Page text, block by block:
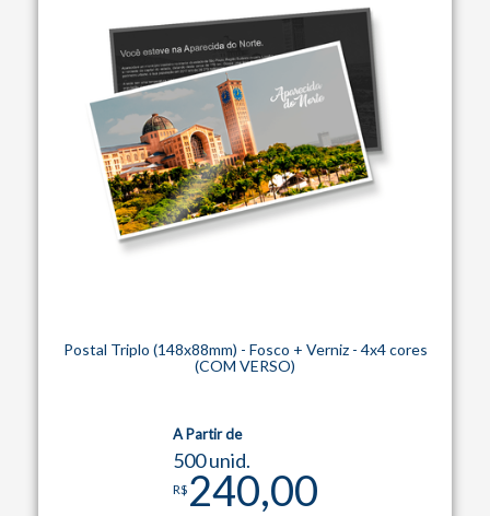
Postal Triplo (148x88mm) - Fosco + Verniz - 4x4 cores
(COM VERSO)
A Partir de
500 unid.
R$ 240,00